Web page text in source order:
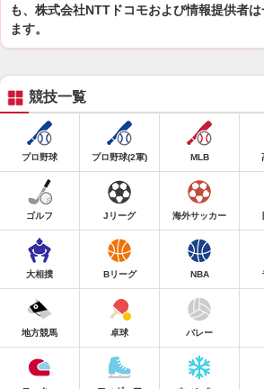
も、株式会社NTTドコモおよび情報提供者
ます。
競技一覧
プロ野球 プロ野球(2軍) MLB
ゴルフ Jリーグ 海外サッカー
大相撲 Bリーグ NBA
地方競馬 卓球 バレー